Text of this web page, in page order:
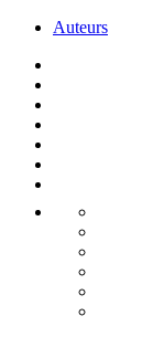
Auteurs